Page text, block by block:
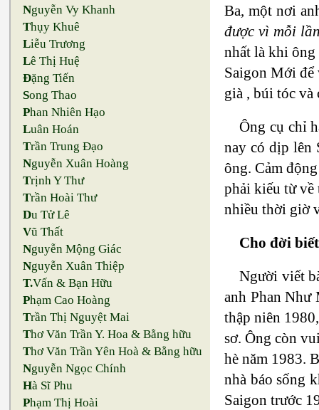
Nguyễn Vy Khanh
Thụy Khuê
Liễu Trương
Lê Thị Huệ
Đặng Tiến
Song Thao
Phan Nhiên Hạo
Luân Hoán
Trần Trung Đạo
Nguyễn Xuân Hoàng
Trịnh Y Thư
Trần Hoài Thư
Du Tử Lê
Vũ Thất
Nguyễn Mộng Giác
Nguyễn Xuân Thiệp
T.Vấn & Bạn Hữu
Phạm Cao Hoàng
Trần Thị Nguyệt Mai
Thơ Văn Trần Y. Hoa & Bằng hữu
Thơ Văn Trần Yên Hoà & Bằng hữu
Nguyễn Ngọc Chính
Hà Sĩ Phu
Phạm Thị Hoài
Ba, một nơi
được vì mỗi
nhất là khi ông
Saigon Mới để
già , búi tóc và
Ông cụ chỉ
nay có dịp lên
ông. Cảm
phải kiếu từ về
nhiều thời giờ
Cho đời
Người viết
anh Phan
thập niên
sơ. Ông còn
hè năm 1983.
nhà báo sống
Saigon trước